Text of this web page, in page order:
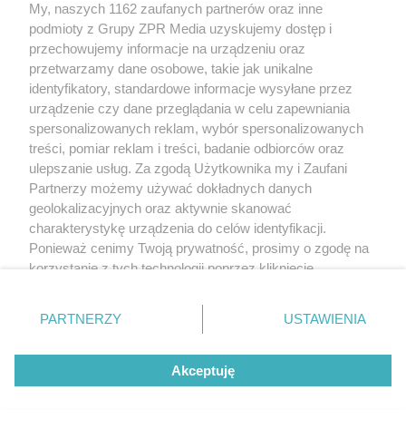
POLECANY ARTYKUŁ:
Odrobaczanie dzieci i dorosłych -
sprawdź, jak się odrobaczyć
miesięcznik "Zdrowie"
pasozyty przewodu pokarmowego
choroby pasożytnicze
zakażenia pasożytnicze
Serwis PoradnikZdrowie.pl ma charakter edukacyjny, nie stanowi i
nie zastępuje porady lekarskiej. Redakcja serwisu dokłada wszelkich
starań, aby informacje w nim zawarte były poprawne merytorycznie,
jednakże decyzja dotycząca leczenia należy do lekarza. Redakcja i
nie prowadzi działalności leczniczej polegającej na udzielaniu
świadczeń zdrowotnych w rozumieniu art. 3 ust 1 ustawy o
My, naszych 1162 zaufanych partnerów oraz inne
podmioty z Grupy ZPR Media uzyskujemy dostęp i
przechowujemy informacje na urządzeniu oraz
przetwarzamy dane osobowe, takie jak unikalne
identyfikatory, standardowe informacje wysyłane przez
urządzenie czy dane przeglądania w celu zapewniania
spersonalizowanych reklam, wybór spersonalizowanych
treści, pomiar reklam i treści, badanie odbiorców oraz
ulepszanie usług. Za zgodą Użytkownika my i Zaufani
Partnerzy możemy używać dokładnych danych
geolokalizacyjnych oraz aktywnie skanować
charakterystykę urządzenia do celów identyfikacji.
Ponieważ cenimy Twoją prywatność, prosimy o zgodę na
korzystanie z tych technologii poprzez kliknięcie
zmienić/wycofać klikając przycisk ustawień prywatności
znajdujący się w lewym dolnym rogu strony
rodzaje przetwarzania danych nie wymagają zgody
użytkownika, ale masz prawo sprzeciwić się takiemu
przetwarzaniu. Preferencje będą miały zastosowanie tylko
PARTNERZY USTAWIENIA
Akceptuję